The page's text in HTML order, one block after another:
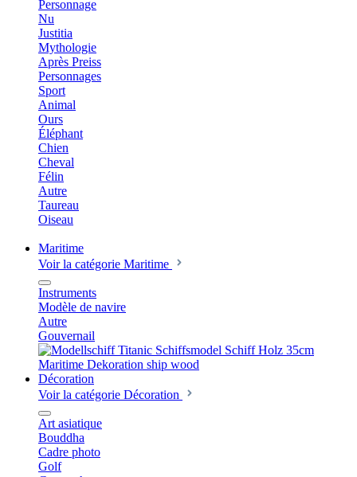
Personnage
Nu
Justitia
Mythologie
Après Preiss
Personnages
Sport
Animal
Ours
Éléphant
Chien
Cheval
Félin
Autre
Taureau
Oiseau
Maritime
Voir la catégorie Maritime
Instruments
Modèle de navire
Autre
Gouvernail
Décoration
Voir la catégorie Décoration
Art asiatique
Bouddha
Cadre photo
Golf